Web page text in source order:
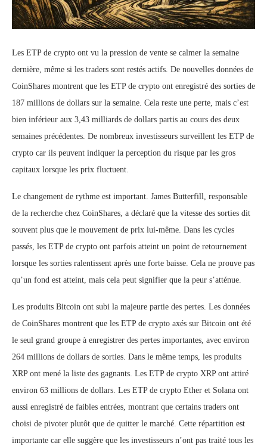
Les ETP de crypto ont vu la pression de vente se calmer la semaine
dernière, même si les traders sont restés actifs. De nouvelles données de
CoinShares montrent que les ETP de crypto ont enregistré des sorties de
187 millions de dollars sur la semaine. Cela reste une perte, mais c’est
bien inférieur aux 3,43 milliards de dollars partis au cours des deux
semaines précédentes. De nombreux investisseurs surveillent les ETP de
crypto car ils peuvent indiquer la perception du risque par les gros
capitaux lorsque les prix fluctuent.
Le changement de rythme est important. James Butterfill, responsable
de la recherche chez CoinShares, a déclaré que la vitesse des sorties dit
souvent plus que le mouvement de prix lui-même. Dans les cycles
passés, les ETP de crypto ont parfois atteint un point de retournement
lorsque les sorties ralentissent après une forte baisse. Cela ne prouve pas
qu’un fond est atteint, mais cela peut signifier que la peur s’atténue.
Les produits Bitcoin ont subi la majeure partie des pertes. Les données
de CoinShares montrent que les ETP de crypto axés sur Bitcoin ont été
le seul grand groupe à enregistrer des pertes importantes, avec environ
264 millions de dollars de sorties. Dans le même temps, les produits
XRP ont mené la liste des gagnants. Les ETP de crypto XRP ont attiré
environ 63 millions de dollars. Les ETP de crypto Ether et Solana ont
aussi enregistré de faibles entrées, montrant que certains traders ont
choisi de pivoter plutôt que de quitter le marché. Cette répartition est
importante car elle suggère que les investisseurs n’ont pas traité tous les